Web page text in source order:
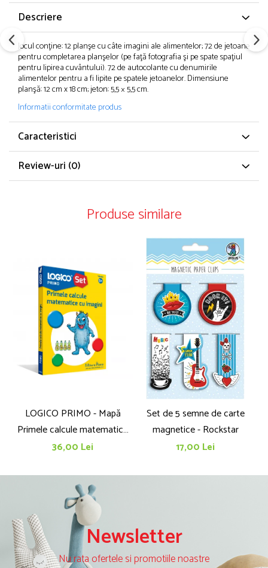
Descriere
Jocul conţine: 12 planşe cu câte imagini ale alimentelor; 72 de jetoane
pentru completarea planşelor (pe faţă fotografia şi pe spate spaţiul
pentru lipirea cuvântului). 72 de autocolante cu denumirile
alimentelor pentru a fi lipite pe spatele jetoanelor. Dimensiune
planşă: 12 cm x 18 cm; jeton: 5,5 × 5,5 cm.
Informatii conformitate produs
Caracteristici
Review-uri (0)
Produse similare
LOGICO PRIMO - Mapă
Primele calcule matematice
cu imagini (5+)
36,00 Lei
Set de 5 semne de carte
magnetice - Rockstar
17,00 Lei
Newsletter
Nu rata ofertele si promotiile noastre